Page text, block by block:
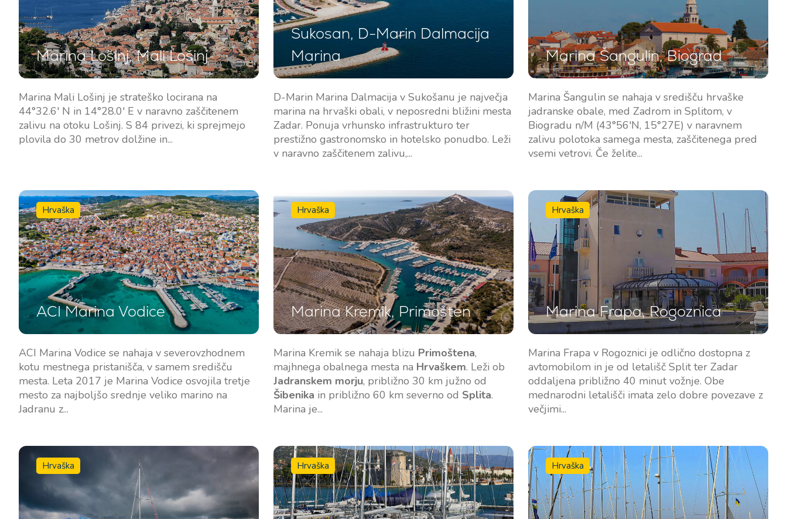
Marina Lošinj, Mali Lošinj
Marina Mali Lošinj je strateško locirana na
44°32.6' N in 14°28.0' E v naravno zaščitenem
zalivu na otoku Lošinj. S 84 privezi, ki sprejmejo
plovila do 30 metrov dolžine in...
Sukosan, D-Marin Dalmacija
Marina
D-Marin Marina Dalmacija v Sukošanu je največja
marina na hrvaški obali, v neposredni bližini mesta
Zadar. Ponuja vrhunsko infrastrukturo ter
prestižno gastronomsko in hotelsko ponudbo. Leži
v naravno zaščitenem zalivu,...
Marina Šangulin, Biograd
Marina Šangulin se nahaja v središču hrvaške
jadranske obale, med Zadrom in Splitom, v
Biogradu n/M (43°56'N, 15°27E) v naravnem
zalivu polotoka samega mesta, zaščitenega pred
vsemi vetrovi. Če želite...
Hrvaška
ACI Marina Vodice
ACI Marina Vodice se nahaja v severovzhodnem
kotu mestnega pristanišča, v samem središču
mesta. Leta 2017 je Marina Vodice osvojila tretje
mesto za najboljšo srednje veliko marino na
Jadranu z...
Hrvaška
Marina Kremik, Primošten
Marina Kremik se nahaja blizu Primoštena,
majhnega obalnega mesta na Hrvaškem. Leži ob
Jadranskem morju, približno 30 km južno od
Šibenika in približno 60 km severno od Splita.
Marina je...
Hrvaška
Marina Frapa, Rogoznica
Marina Frapa v Rogoznici je odlično dostopna z
avtomobilom in je od letališč Split ter Zadar
oddaljena približno 40 minut vožnje. Obe
mednarodni letališči imata zelo dobre povezave z
večjimi...
Hrvaška Hrvaška Hrvaška
Kontakt
Novice / Blog
O nas
Partnerji
Pogosta Vprašanja
Naša Flota
Jadrnice
Motorni čolni
Motorni katamarani
Storitve
Najem jadrnice brez
posadke
Najem jadrnice s skiperjem
Luksuzni najem jahte s
posadko
Flotila najem jadrnic
Naložba v jahte
Pomočnik za Jadranje
Katamarani Bali za čarter
Destinacije
Zadarska regija za jadranje
Biograd na Moru
Šibeniška regija za jadranje
Vodice
Rogoznica
Split Jadralska Regija
Istrska regija za jadranje
Kvarnerska regija za
jadranje
Južne baze
Marina Kremik, Primošten
Marina Frapa, Rogoznica
Baotić
Marina Trogir - ACI
Marina Trogir - SCT
ACI Marina Dubrovnik,
Komolac
Osrednje baze
Marina Šangulin, Biograd
ACI Marina Vodice
D-Marin Dalmacija,
Sukošan
Severne baze
Pula, Marina Polesana
Marina Punat, Krk
Marina Lošinj, Mali Lošinj